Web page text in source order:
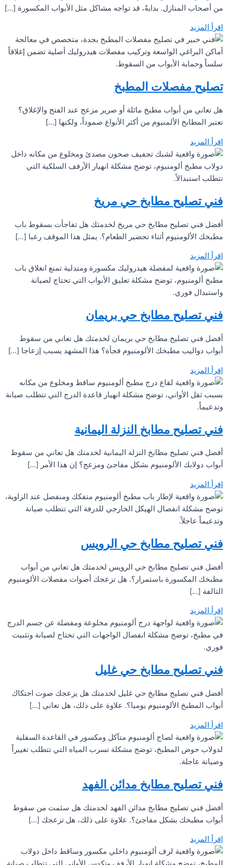
من أصحاب المنازل. بدايةً، قد تواجه مشاكل مثل الأبواب المكسورة […]
اقرأ المزيد
تصليح مفصلات المطبخ
هل تعاني من أبواب مطبخ مائلة أو صرير مزعج عند الفتح والإغلاق؟
تعتبر المطابخ الألمنيوم من أكثر الأنواع صموداً، ولكنها […]
اقرأ المزيد
فني تصليح مطابخ حي مريخ
أفضل فني تصليح مطابخ حي مريخ لخدمتك هل تفاجأت بسقوط باب
مطبخك الألومنيوم أثناء تحضير الطعام؟. يمثل هذا الموقف رعبا […]
اقرأ المزيد
فني تصليح مطابخ حي بريمان
أفضل فني تصليح مطابخ حي بريمان لخدمتك هل تعاني من سقوط
أبواب دواليب مطبخك الألومنيوم فجأة؟ هذا المشهد يسبب إزعاجا […]
اقرأ المزيد
فني تصليح مطابخ النزلة اليمانية
أفضل فني تصليح مطابخ النزلة اليمانية لخدمتك هل تعاني من سقوط
أبواب دولابك الألومنيوم بشكل مفاجئ ومزعج؟ إن هذا الأمر […]
اقرأ المزيد
فني تصليح مطابخ حي الرويس
أفضل فني تصليح مطابخ حي الرويس لخدمتك هل تعاني من أبواب
مطبخك المكسورة باستمرار؟. هل تزعجك أصوات مفصلات الألومنيوم
التالفة […]
اقرأ المزيد
فني تصليح مطابخ حي غليل
أفضل فني تصليح مطابخ حي غليل لخدمتك هل يزعجك صوت احتكاك
أبواب المطبخ الألومنيوم يوميا؟. علاوة على ذلك، هل تعاني […]
اقرأ المزيد
فني تصليح مطابخ مدائن الفهد
أفضل فني تصليح مطابخ مدائن الفهد لخدمتك هل سئمت من سقوط
أبواب مطبخك بشكل مفاجئ؟. علاوة على ذلك، هل تزعجك […]
اقرأ المزيد